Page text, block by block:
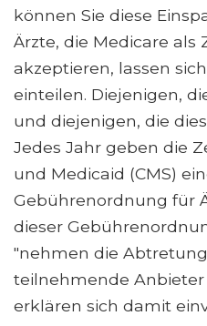
können Sie diese
Ärzte, die Medicare als
akzeptieren, lassen
einteilen. Diejenigen,
und diejenigen, die
Jedes Jahr geben die
und Medicaid (CMS)
Gebührenordnung für
dieser
"nehmen die
teilnehmende Anbieter
erklären sich damit